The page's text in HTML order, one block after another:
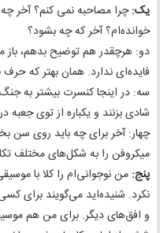
یک:چرا مصاحبه نمی کنم؟ آخر چه
خوانده‌ام؟ آخر که چه بشود؟
دو: هرچقدر هم توضیح بدهم،
فایده‌ای ندارد. همان بهتر که
سه: در اینجا کنسرت بیشتر به
شادی بزنند و یکباره از توی
چهار: آخر برای چه باید روی سن
میکروفن را به شکل‌های مختلف
پنج: من نوجوانی‌ام را کلا با
نکرد. شنیده‌اید می‌گویند برای
و افق‌های دیگر. برای من هم